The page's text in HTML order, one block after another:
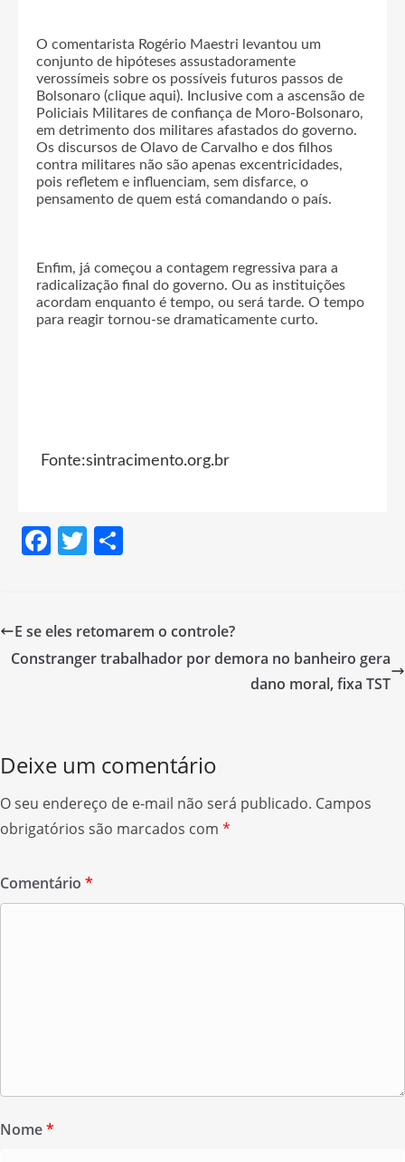
O comentarista Rogério Maestri levantou um
conjunto de hipóteses assustadoramente
verossímeis sobre os possíveis futuros passos de
Bolsonaro (clique aqui). Inclusive com a ascensão de
Policiais Militares de confiança de Moro-Bolsonaro,
em detrimento dos militares afastados do governo.
Os discursos de Olavo de Carvalho e dos filhos
contra militares não são apenas excentricidades,
pois refletem e influenciam, sem disfarce, o
pensamento de quem está comandando o país.
Enfim, já começou a contagem regressiva para a
radicalização final do governo. Ou as instituições
acordam enquanto é tempo, ou será tarde. O tempo
para reagir tornou-se dramaticamente curto.
Fonte:sintracimento.org.br
F
e
b
T
er e
E se eles retomarem o controle?
Constranger trabalhador por demora no banheiro gera
dano moral, fixa TST
Deixe um comentário
O seu endereço de e-mail não será publicado. Campos
obrigatórios são marcados com *
Comentário *
Nome*